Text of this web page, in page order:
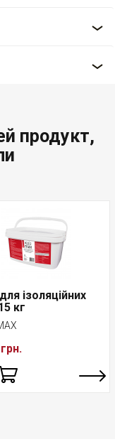
продукт,
ізоляційних
кг